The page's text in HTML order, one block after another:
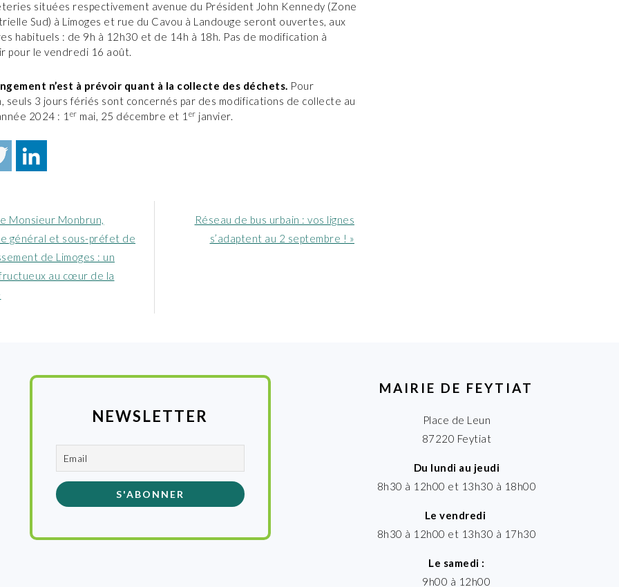
situées respectivement avenue du Président John Kennedy (Zone
Sud) à Limoges et rue du Cavou à Landouge seront ouvertes, aux
habituels : de 9h à 12h30 et de 14h à 18h. Pas de modification à
pour le vendredi 16 août.
n’est à prévoir quant à la collecte des déchets. Pour
seuls 3 jours fériés sont concernés par des modifications de collecte au
2024 : 1 er mai, 25 décembre et 1 er janvier.
Monsieur Monbrun,
général et sous-préfet de
de Limoges : un
au cœur de la
Article
suivant
Réseau de bus urbain : vos lignes
s’adaptent au 2 septembre ! »
NEWSLETTER
MAIRIE DE FEYTIAT
Place de Leun
87220 Feytiat
Du lundi au jeudi
8h30 à 12h00 et 13h30 à 18h00
Le vendredi
8h30 à 12h00 et 13h30 à 17h30
Le samedi :
9h00 à 12h00